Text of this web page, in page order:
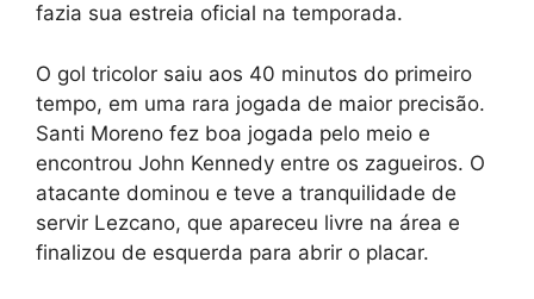
fazia sua estreia oficial na temporada.
O gol tricolor saiu aos 40 minutos do primeiro
tempo, em uma rara jogada de maior precisão.
Santi Moreno fez boa jogada pelo meio e
encontrou John Kennedy entre os zagueiros. O
atacante dominou e teve a tranquilidade de
servir Lezcano, que apareceu livre na área e
finalizou de esquerda para abrir o placar.